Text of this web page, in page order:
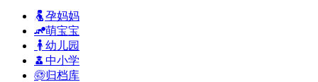
孕妈妈
萌宝宝
幼儿园
中小学
归档库